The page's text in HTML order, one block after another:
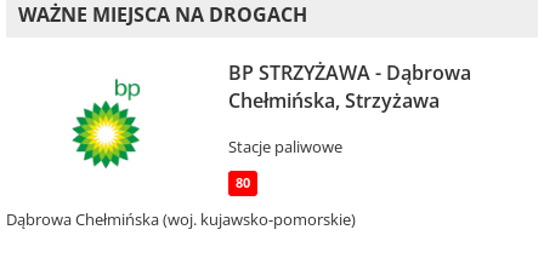
WAŻNE MIEJSCA NA DROGACH
BP STRZYŻAWA - Dąbrowa
Chełmińska, Strzyżawa
Stacje paliwowe
80
Dąbrowa Chełmińska (woj. kujawsko-pomorskie)